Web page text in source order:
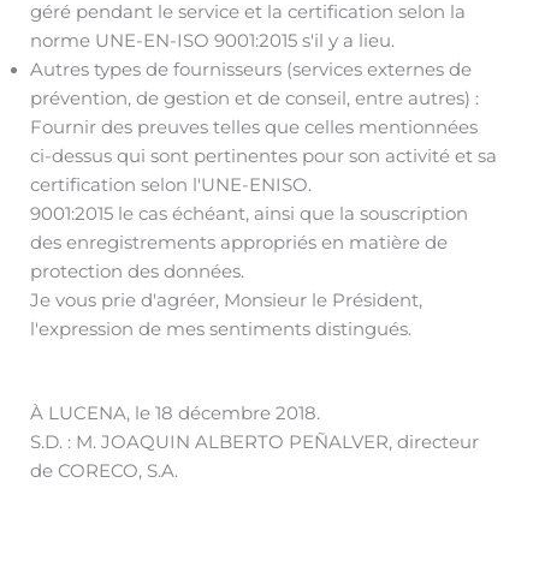
géré pendant le service et la certification selon la
norme UNE-EN-ISO 9001:2015 s'il y a lieu.
Autres types de fournisseurs (services externes de
prévention, de gestion et de conseil, entre autres) :
Fournir des preuves telles que celles mentionnées
ci-dessus qui sont pertinentes pour son activité et sa
certification selon l'UNE-ENISO.
9001:2015 le cas échéant, ainsi que la souscription
des enregistrements appropriés en matière de
protection des données.
Je vous prie d'agréer, Monsieur le Président,
l'expression de mes sentiments distingués.
À LUCENA, le 18 décembre 2018.
S.D. : M. JOAQUIN ALBERTO PEÑALVER, directeur
de CORECO, S.A.